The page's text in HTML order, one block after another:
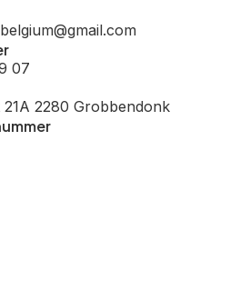
07
2280 Grobbendonk